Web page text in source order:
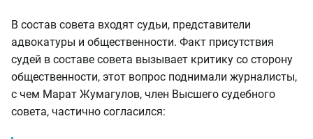
В состав совета входят судьи, представители
адвокатуры и общественности. Факт присутствия
судей в составе совета вызывает критику со сторону
общественности, этот вопрос поднимали журналисты,
с чем Марат Жумагулов, член Высшего судебного
совета, частично согласился: